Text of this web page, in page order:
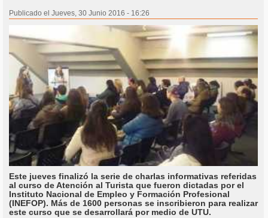
Publicado el Jueves, 30 Junio 2016 - 16:26
Este jueves finalizó la serie de charlas informativas referidas
al curso de Atención al Turista que fueron dictadas por el
Instituto Nacional de Empleo y Formación Profesional
(INEFOP). Más de 1600 personas se inscribieron para realizar
este curso que se desarrollará por medio de UTU.